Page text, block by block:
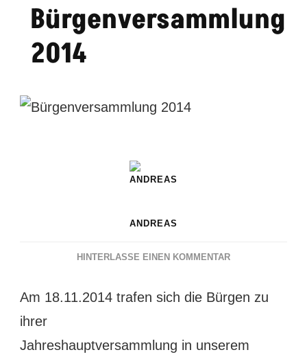
Bürgenversammlung
2014
ANDREAS
HINTERLASSE EINEN KOMMENTARZU
Am 18.11.2014 trafen sich die Bürgen zu
ihrer
Jahreshauptversammlung in unserem